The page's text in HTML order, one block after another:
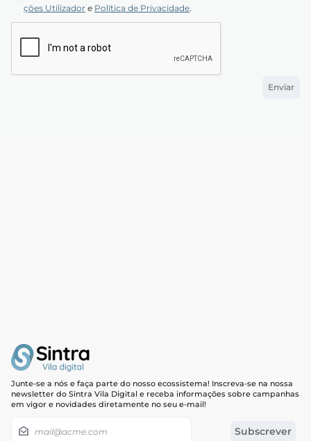
ções Utilizador e Política de Privacidade.
Junte-se a nós e faça parte do nosso ecossistema! Inscreva-se na nossa
newsletter do Sintra Vila Digital e receba informações sobre campanhas
em vigor e novidades diretamente no seu e-mail!
Subscrever